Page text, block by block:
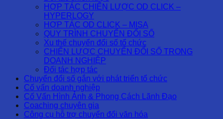
HỢP TÁC CHIẾN LƯỢC OD CLICK –
HYPERLOGY
HỢP TÁC OD CLICK – MISA
QUY TRÌNH CHUYỂN ĐỔI SỐ
Xu thế chuyển đổi số tổ chức
CHIẾN LƯỢC CHUYỂN ĐỔI SỐ TRONG
DOANH NGHIỆP
Đối tác hợp tác
Chuyển đổi số gắn với phát triển tổ chức
Cố vấn doanh nghiệp
Cố Vấn Hình Ảnh & Phong Cách Lãnh Đạo
Coaching chuyên gia
Công cụ hỗ trợ chuyển đổi văn hóa